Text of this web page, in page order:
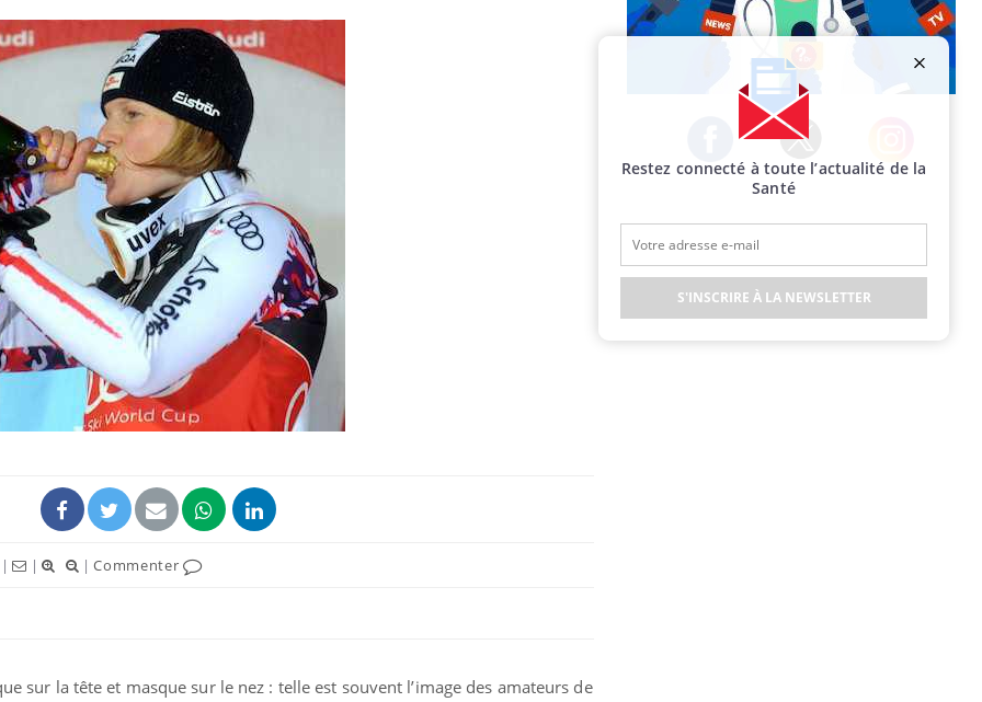
| | |Commenter
sur la tête et masque sur le nez : telle est souvent l’image des amateurs de
Facebook Twitter Instagram
Restez connecté à toute l’actualité de la
Santé
S'INSCRIRE À LA NEWSLETTER